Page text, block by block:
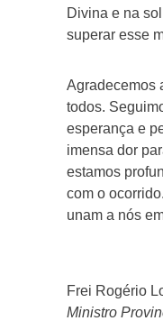
Divina e na
superar esse
Agradecemos
todos.
esperança e
imensa dor
estamos
com o
unam a nós
Frei Rogério
Ministro